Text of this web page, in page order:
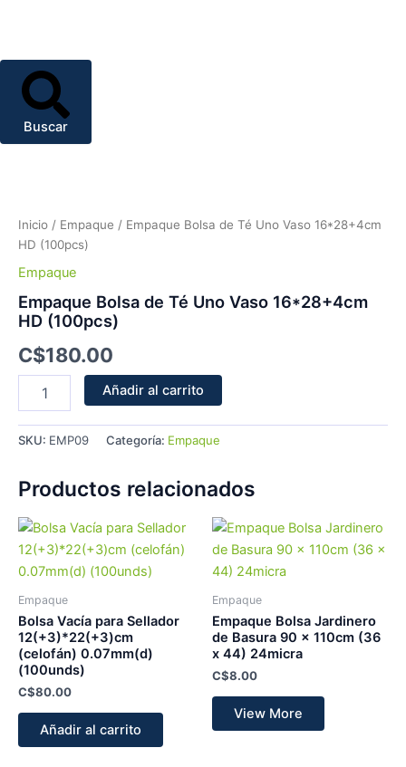
Buscar
Inicio / Empaque / Empaque Bolsa de Té Uno Vaso 16*28+4cm
HD (100pcs)
Empaque
Empaque Bolsa de Té Uno Vaso 16*28+4cm
HD (100pcs)
C$180.00
Té
Uno
Vaso
16*28+4cm
HD
(100pcs)
Añadir al carrito
SKU: EMP09 Categoría: Empaque
Productos relacionados
Empaque
Bolsa Vacía para Sellador
12(+3)*22(+3)cm
(celofán) 0.07mm(d)
(100unds)
C$80.00
Añadir al carrito
Empaque
Empaque Bolsa Jardinero
de Basura 90 x 110cm (36
x 44) 24micra
C$8.00
View More